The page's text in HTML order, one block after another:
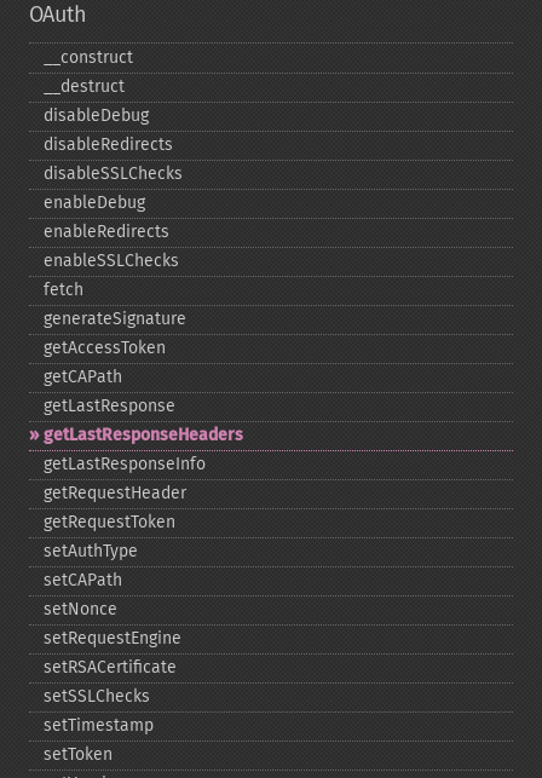
OAuth
_​_​construct
_​_​destruct
disableDebug
disableRedirects
disableSSLChecks
enableDebug
enableRedirects
enableSSLChecks
fetch
generateSignature
getAccessToken
getCAPath
getLastResponse
getLastResponseHeaders
getLastResponseInfo
getRequestHeader
getRequestToken
setAuthType
setCAPath
setNonce
setRequestEngine
setRSACertificate
setSSLChecks
setTimestamp
setToken